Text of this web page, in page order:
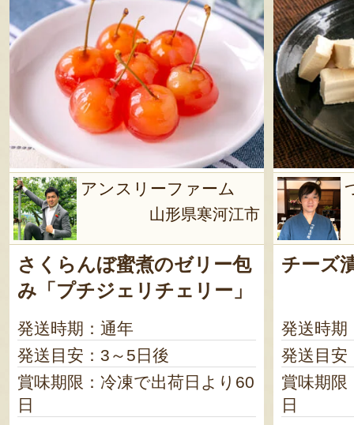
アンスリーファーム
山形県寒河江市
さくらんぼ蜜煮のゼリー包
み「プチジェリチェリー」
発送時期：通年
発送目安：3～5日後
賞味期限：冷凍で出荷日より60
日
チーズ
発送時期
発送目安
賞味期限
日